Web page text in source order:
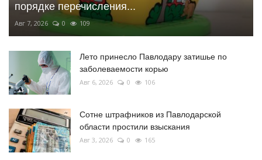
порядке перечисления...
Авг 7, 2026 0 109
Лето принесло Павлодару затишье по
заболеваемости корью
Авг 6, 2026 0 106
Сотне штрафников из Павлодарской
области простили взыскания
Авг 3, 2026 0 165